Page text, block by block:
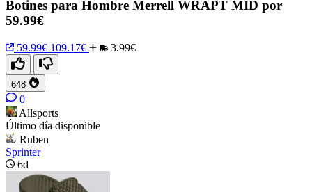
Botines para Hombre Merrell WRAPT MID por
59.99€
59.99€ 109.17€ 3.99€
648
0
Allsports
Último día disponible
Ruben
Sprinter
6d